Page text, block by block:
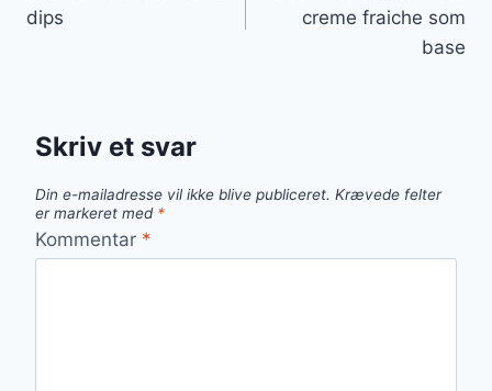
dips
creme fraiche som
base
Skriv et svar
Din e-mailadresse vil ikke blive publiceret. Krævede felter
er markeret med *
Kommentar *